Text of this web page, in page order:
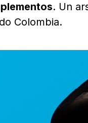
. Un
Colombia.